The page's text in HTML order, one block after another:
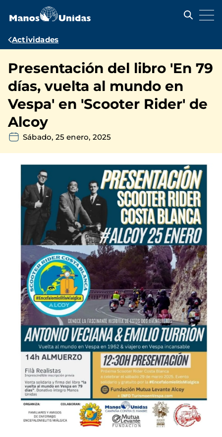
contenido
Ruta
navegación
Actividades
Presentación del libro 'En 79
días, vuelta al mundo en
Vespa' en 'Scooter Rider' de
Alcoy
Sábado, 25 enero, 2025